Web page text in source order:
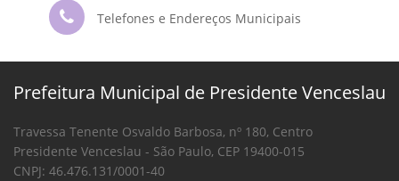
Telefones e Endereços Municipais
Prefeitura Municipal de Presidente Venceslau
Travessa Tenente Osvaldo Barbosa, nº 180, Centro
Presidente Venceslau - São Paulo, CEP 19400-015
CNPJ: 46.476.131/0001-40